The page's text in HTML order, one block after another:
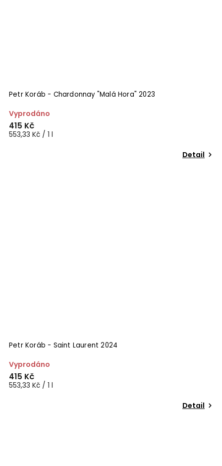
Petr Koráb - Chardonnay "Malá Hora" 2023
Vyprodáno
415 Kč
553,33 Kč / 1 l
Detail
Petr Koráb - Saint Laurent 2024
Vyprodáno
415 Kč
553,33 Kč / 1 l
Detail